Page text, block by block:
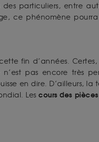
des particuliers, entre
ce phénomène
fin d’années. Certes,
pas encore très
en dire. D’ailleurs,
Lescours des pièces